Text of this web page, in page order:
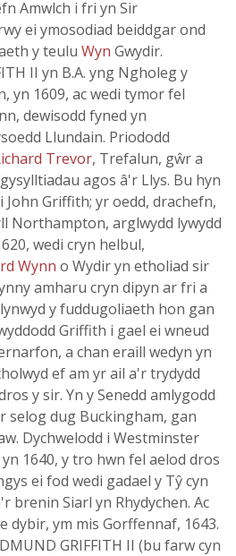
Amwlch i fri yn Sir
ei ymosodiad beiddgar ond
y teulu Wyn Gwydir.
II yn B.A. yng Ngholeg y
yn 1609, ac wedi tymor fel
dewisodd fyned yn
Llundain. Priododd
Trevor, Trefalun, gŵr a
agos â'r Llys. Bu hyn
Griffith; yr oedd, drachefn,
Northampton, arglwydd lywydd
wedi cryn helbul,
Wynn o Wydir yn etholiad sir
amharu cryn dipyn ar fri a
y fuddugoliaeth hon gan
Griffith i gael ei wneud
a chan eraill wedyn yn
ef am yr ail a'r trydydd
y sir. Yn y Senedd amlygodd
selog dug Buckingham, gan
Dychwelodd i Westminster
1640, y tro hwn fel aelod dros
ei fod wedi gadael y Tŷ cyn
brenin Siarl yn Rhydychen. Ac
dybir, ym mis Gorffennaf, 1643.
GRIFFITH II (bu farw cyn